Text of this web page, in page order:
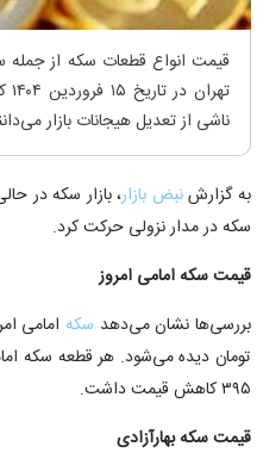
قیمت انواع قطعات سکه از جمله
ناشی از تعدیل هیجانات بازار
به گزارشنبض بازار
سکه در مدار نزولی حرکت کرد.
قیمت سکه امامی امروز
بررسی‌ها نشان می‌دهد سکه
۳۹۵ کاهش قیمت داشت.
قیمت سکه بهارآزادی